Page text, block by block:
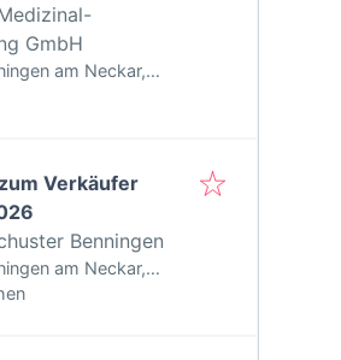
GmbH
am Neckar,
Verkäufer
Benningen
am Neckar,